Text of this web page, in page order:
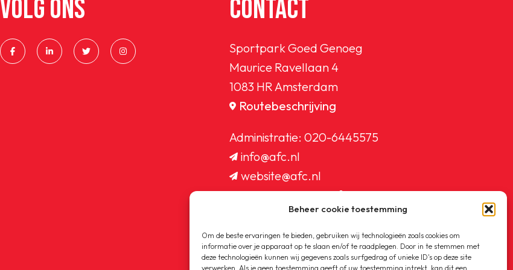
Beheer cookie toestemming
Om de beste ervaringen te bieden, gebruiken wij technologieën zoals cookies om
informatie over je apparaat op te slaan en/of te raadplegen. Door in te stemmen met
deze technologieën kunnen wij gegevens zoals surfgedrag of unieke ID's op deze site
verwerken. Als je geen toestemming geeft of uw toestemming intrekt, kan dit een
VOLG ONS CONTACT
Sportpark Goed Genoeg
Maurice Ravellaan 4
1083 HR Amsterdam
Routebeschrijving
Administratie: 020-6445575
info@afc.nl
website@afc.nl
wedstrijdzaken@afc.nl
ledenadministratie@afc.nl